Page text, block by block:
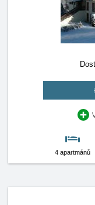
4 apartmánů